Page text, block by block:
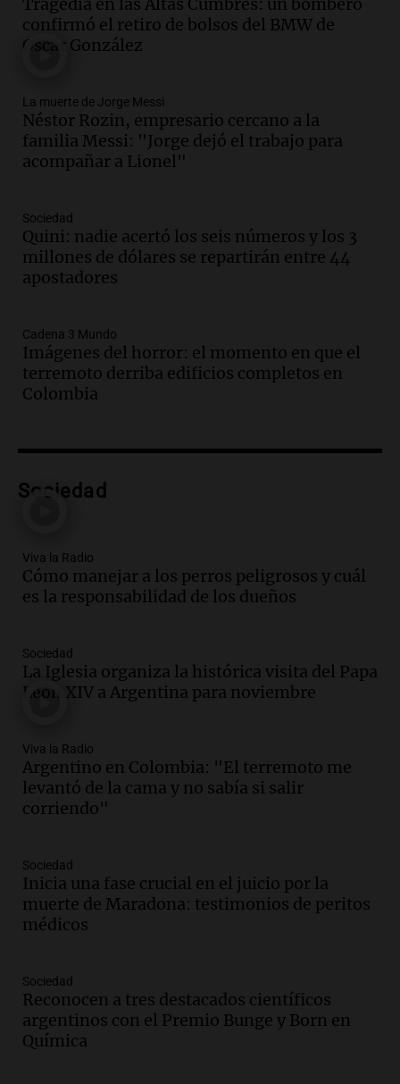
Barrio Barranquitas, Santa Fe
Panorama Federal
búsqueda y rescate tras recientes sismos
y colapsos de edificios
Panorama Federal
Episodios
Colombia y deja más de 100 fallecidos y
múltiples heridos
Panorama Federal
Episodios
de la Fuerza Aérea Argentina en Río
Cuarto
Panorama Federal
Episodios
preocupación en la población local
Episodios
lucha y recuperación emocional
Panorama Federal
Episodios
Mendoza visitó su colegio, que participa
en Grupos Corales
Edición 2026
detalles sobre la esperada visita del Papa
a Córdoba en noviembre
Panorama Federal
Episodios
terremoto me levantó de la cama y no
sabía si salir corriendo"
Viva la Radio
Episodios
zonas cálidas y frías
Panorama Federal
Episodios
Tragedia en las Altas Cumbres: un bombero
confirmó el retiro de bolsos del BMW de
Oscar González
La muerte de Jorge Messi
Néstor Rozin, empresario cercano a la
familia Messi: "Jorge dejó el trabajo para
acompañar a Lionel"
Sociedad
Quini: nadie acertó los seis números y los 3
millones de dólares se repartirán entre 44
apostadores
Cadena 3 Mundo
Imágenes del horror: el momento en que el
terremoto derriba edificios completos en
Colombia
Sociedad
Viva la Radio
Cómo manejar a los perros peligrosos y cuál
es la responsabilidad de los dueños
Sociedad
La Iglesia organiza la histórica visita del Papa
León XIV a Argentina para noviembre
Viva la Radio
Argentino en Colombia: "El terremoto me
levantó de la cama y no sabía si salir
corriendo"
Sociedad
Inicia una fase crucial en el juicio por la
muerte de Maradona: testimonios de peritos
médicos
Sociedad
Reconocen a tres destacados científicos
argentinos con el Premio Bunge y Born en
Química